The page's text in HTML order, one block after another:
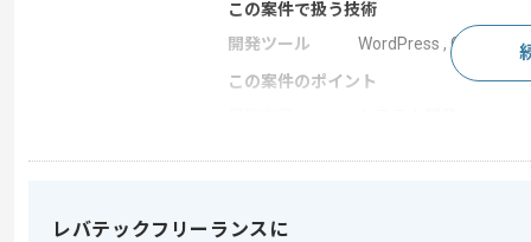
この案件で扱う技術
開発ツール
WordPress , Git
この案件のポイント
ム
Webサイト
レバテックフリーランスに